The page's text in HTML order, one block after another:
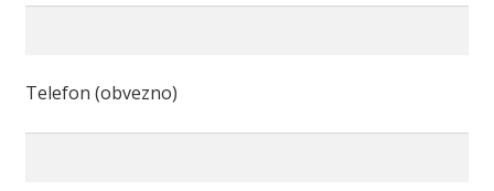
Telefon (obvezno)